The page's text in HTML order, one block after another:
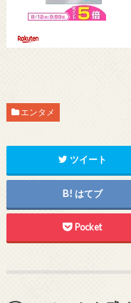
エンタメ
ツイート
はてブ
Pocket